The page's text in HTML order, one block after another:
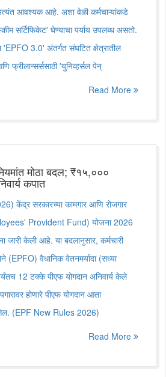
आवश्यक आहे. अशा वेळी कर्मचाऱ्यांकडे
सर्टिफिकेट' घेण्याचा पर्याय उपलब्ध असतो.
3.0' अंतर्गत संघटित क्षेत्रातील
फ्रीलान्सर्ससाठी 'युनिव्हर्सल पेन्
Read More
मोठा बदल; ₹१५,०००
कपात
केंद्र सरकारच्या कामगार आणि रोजगार
Provident Fund) योजना 2026
जारी केली आहे. या बदलानुसार, कर्मचारी
(EPFO) वैधानिक वेतनमर्यादा (सध्या
12 टक्के पीएफ योगदान अनिवार्य केले
होणारे पीएफ योगदान आता
(EPF New Rules 2026)
Read More